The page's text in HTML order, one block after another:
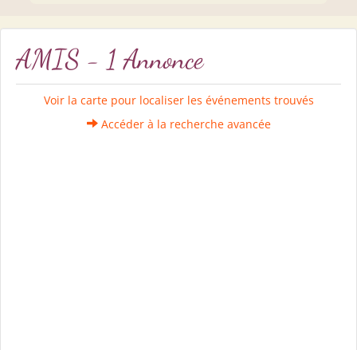
AMIS - 1 Annonce
Voir la carte pour localiser les événements trouvés
Accéder à la recherche avancée